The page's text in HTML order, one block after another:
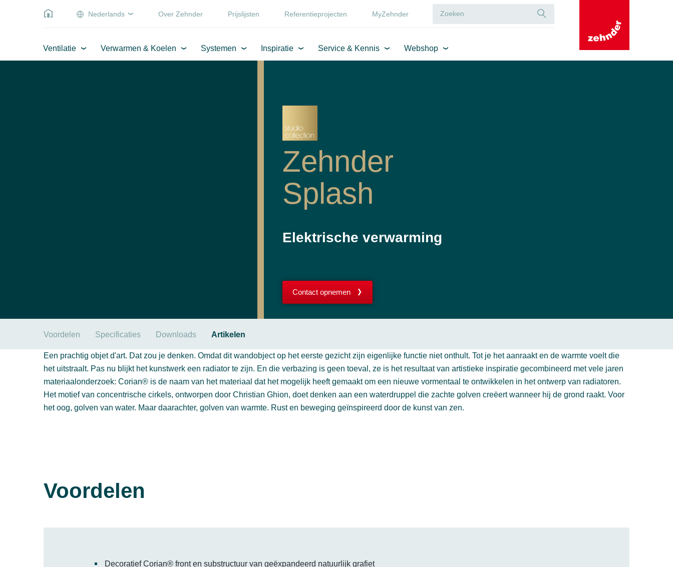
Nederlands Over Zehnder Prijslijsten Referentieprojecten MyZehnder
Ventilatie Verwarmen & Koelen Systemen Inspiratie Service & Kennis Webshop
Zehnder
Splash
Elektrische verwarming
Contact opnemen
Voordelen Specificaties Downloads Artikelen
Een prachtig objet d'art. Dat zou je denken. Omdat dit wandobject op het eerste gezicht zijn eigenlijke functie niet onthult. Tot je het aanraakt en de warmte voelt die
het uitstraalt. Pas nu blijkt het kunstwerk een radiator te zijn. En die verbazing is geen toeval, ze is het resultaat van artistieke inspiratie gecombineerd met vele jaren
materiaalonderzoek: Corian® is de naam van het materiaal dat het mogelijk heeft gemaakt om een nieuwe vormentaal te ontwikkelen in het ontwerp van radiatoren.
Het motief van concentrische cirkels, ontworpen door Christian Ghion, doet denken aan een waterdruppel die zachte golven creëert wanneer hij de grond raakt. Voor
het oog, golven van water. Maar daarachter, golven van warmte. Rust en beweging geïnspireerd door de kunst van zen.
Voordelen
Decoratief Corian® front en substructuur van geëxpandeerd natuurlijk grafiet